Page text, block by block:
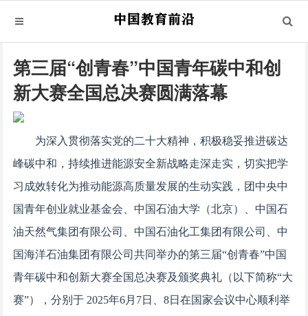
第三届“创青春”中国青年碳中和创
新大赛全国总决赛圆满落幕
为深入贯彻落实党的二十大精神，积极稳妥推进碳达
峰碳中和，持续推进能源安全新战略走深走实，切实把学
习成效转化为推动能源高质量发展的生动实践，团中央中
国青年创业就业基金会、中国石油大学（北京）、中国石
油天然气集团有限公司、中国石油化工集团有限公司、中
国海洋石油集团有限公司共同举办的第三届“创青春”中国
青年碳中和创新大赛全国总决赛及颁奖典礼（以下简称“大
赛”），分别于 2025年6月7日、8日在国家会议中心顺利举